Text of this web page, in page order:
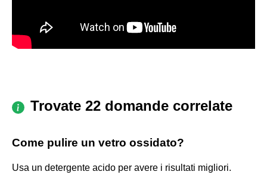
Trovate 22 domande correlate
Come pulire un vetro ossidato?
Usa un detergente acido per avere i risultati migliori.